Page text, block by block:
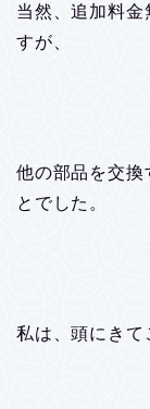
当然、追加料
すが、
他の部品を交換
とでした。
私は、頭にきて